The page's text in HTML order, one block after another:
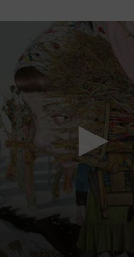
Part of the Art»!
als Kulturliebhaber:in,